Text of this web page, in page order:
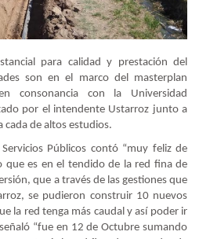
para calidad y prestación del
son en el marco del masterplan
consonancia con la Universidad
por el intendente Ustarroz junto a
cada de altos estudios.
Públicos contó “muy feliz de
que es en el tendido de la red fina de
que a través de las gestiones que
se pudieron construir 10 nuevos
la red tenga más caudal y así poder ir
“fue en 12 de Octubre sumando